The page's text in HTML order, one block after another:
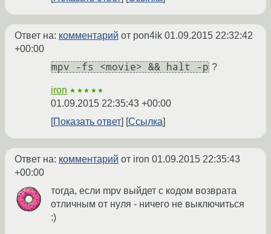
Ответ на: комментарий от pon4ik 01.09.2015 22:32:42
+00:00
mpv -fs <movie> && halt -p ?
iron ★★★★★
01.09.2015 22:35:43 +00:00
Показать ответ
Ссылка
Ответ на: комментарий от iron 01.09.2015 22:35:43
+00:00
тогда, если mpv выйдет с кодом возврата
отличным от нуля - ничего не выключиться
:)